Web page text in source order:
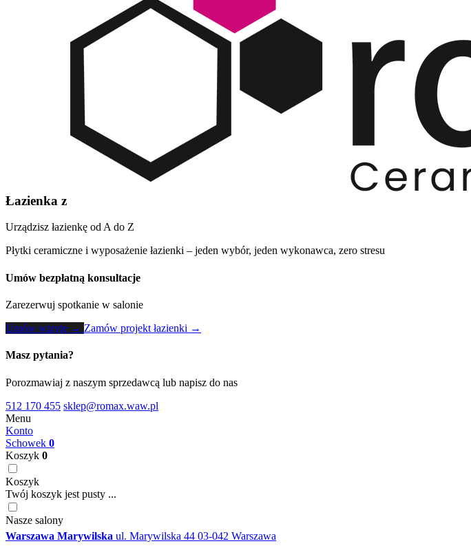
Łazienka z
Urządzisz łazienkę od A do Z
Płytki ceramiczne i wyposażenie łazienki – jeden wybór, jeden wykonawca, zero stresu
Umów bezpłatną konsultacje
Zarezerwuj spotkanie w salonie
Umów wizytę → Zamów projekt łazienki →
Masz pytania?
Porozmawiaj z naszym sprzedawcą lub napisz do nas
512 170 455 sklep@romax.waw.pl
Menu
Konto
Schowek 0
Koszyk 0
Koszyk
Twój koszyk jest pusty ...
Nasze salony
Warszawa Marywilska ul. Marywilska 44 03-042 Warszawa